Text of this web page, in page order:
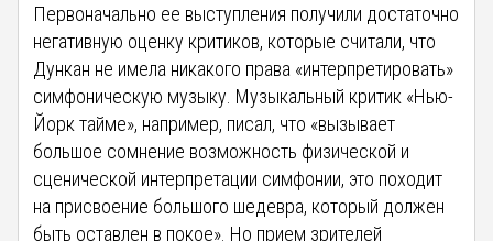
Первоначально ее выступления получили достаточно
негативную оценку критиков, которые считали, что
Дункан не имела никакого права «интерпретировать»
симфоническую музыку. Музыкальный критик «Нью-
Йорк тайме», например, писал, что «вызывает
большое сомнение возможность физической и
сценической интерпретации симфонии, это походит
на присвоение большого шедевра, который должен
быть оставлен в покое». Но прием зрителей